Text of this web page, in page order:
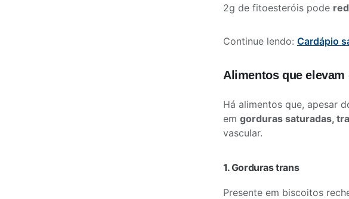
2g de fitoesteróis pode
Continue lendo: Cardápio
Alimentos que
Há alimentos que, apesar
em gorduras saturadas,
vascular.
1. Gorduras trans
Presente em biscoitos